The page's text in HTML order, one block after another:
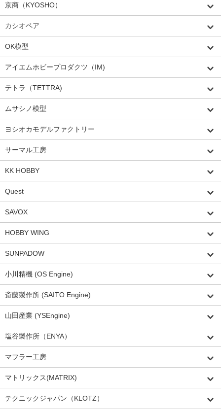
京商（KYOSHO）
カシオペア
OK模型
アイエムホビープロダクツ（IM)
テトラ（TETTRA)
ムサシノ模型
ヨシオカモデルファクトリー
サーマル工房
KK HOBBY
Quest
SAVOX
HOBBY WING
SUNPADOW
小川精機 (OS Engine)
斎藤製作所 (SAITO Engine)
山田産業 (YSEngine)
塩谷製作所（ENYA）
マフラー工房
マトリックス(MATRIX)
テクニックジャパン（KLOTZ）